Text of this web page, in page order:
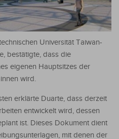
Universität Taiwan-
bestätigte, dass die
eigenen Hauptsitzes der
wird.
erklärte Duarte, dass derzeit
entwickelt wird, dessen
ist. Dieses Dokument dient
mit denen der